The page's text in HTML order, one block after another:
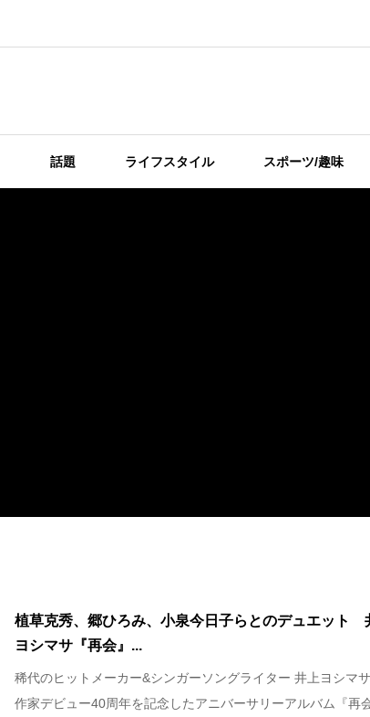
話題 ライフスタイル スポーツ/趣味
植草克秀、郷ひろみ、小泉今日子らとのデュエット
ヨシマサ『再会』...
稀代のヒットメーカー&シンガーソングライター 井上ヨシマ
作家デビュー40周年を記念したアニバーサリーアルバム『再